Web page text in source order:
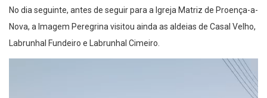
No dia seguinte, antes de seguir para a Igreja Matriz de Proença-a-
Nova, a Imagem Peregrina visitou ainda as aldeias de Casal Velho,
Labrunhal Fundeiro e Labrunhal Cimeiro.